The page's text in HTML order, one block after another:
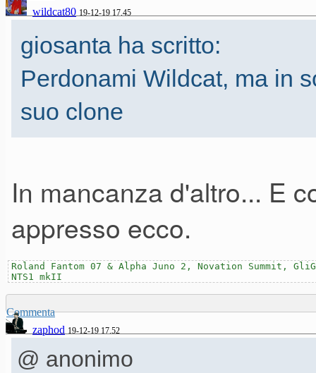
wildcat80 19-12-19 17.45
giosanta ha scritto:
Perdonami Wildcat, ma in
suo clone
In mancanza d'altro... E
appresso ecco.
Roland Fantom 07 & Alpha Juno 2, Novation Summit,
NTS1 mkII
Commenta
zaphod 19-12-19 17.52
@ anonimo